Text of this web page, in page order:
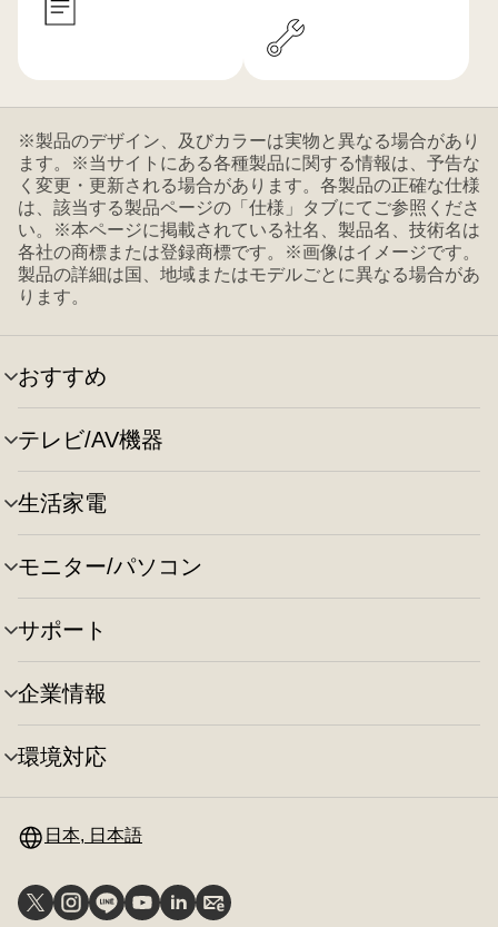
※製品のデザイン、及びカラーは実物と異なる場合があり
ます。※当サイトにある各種製品に関する情報は、予告な
く変更・更新される場合があります。各製品の正確な仕様
は、該当する製品ページの「仕様」タブにてご参照くださ
い。※本ページに掲載されている社名、製品名、技術名は
各社の商標または登録商標です。※画像はイメージです。
製品の詳細は国、地域またはモデルごとに異なる場合があ
ります。
おすすめ
メ
ニ
ュ
ー
の
切
り
替
え
テレビ/AV機器
メ
ニ
ュ
ー
の
切
り
替
え
生活家電
メ
ニ
ュ
ー
の
切
り
替
え
モニター/パソコン
メ
ニ
ュ
ー
の
切
り
替
え
サポート
メ
ニ
ュ
ー
の
切
り
替
企業情報
メ
ニ
ュ
ー
り
え
環境対応
メ
ー
の
り
替
日本, 日本語